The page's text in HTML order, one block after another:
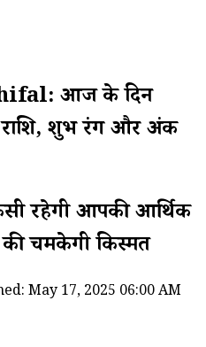
आज के दिन
राशि, शुभ रंग और अंक
रहेगी आपकी आर्थिक
चमकेगी किस्मत
May 17, 2025 06:00 AM